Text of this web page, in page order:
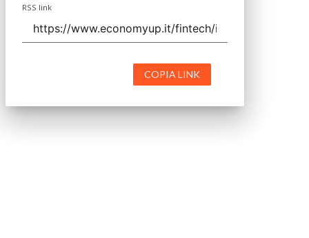
RSS link
COPIA LINK